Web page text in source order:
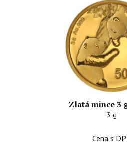
Zlatá mince 3
3 g
Cena s